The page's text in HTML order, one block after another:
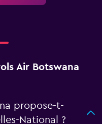
Air Botswana
propose-t-
National ?